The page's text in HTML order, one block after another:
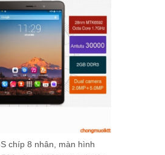
chíp 8 nhân, màn hình